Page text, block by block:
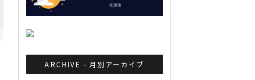
ARCHIVE - 月別アーカイブ